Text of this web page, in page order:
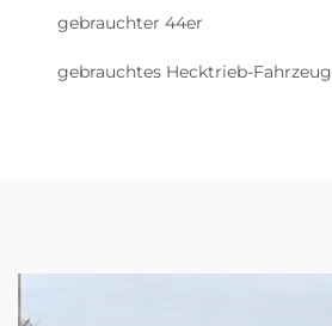
gebrauchter 44er
gebrauchtes Hecktrieb-Fahrzeug